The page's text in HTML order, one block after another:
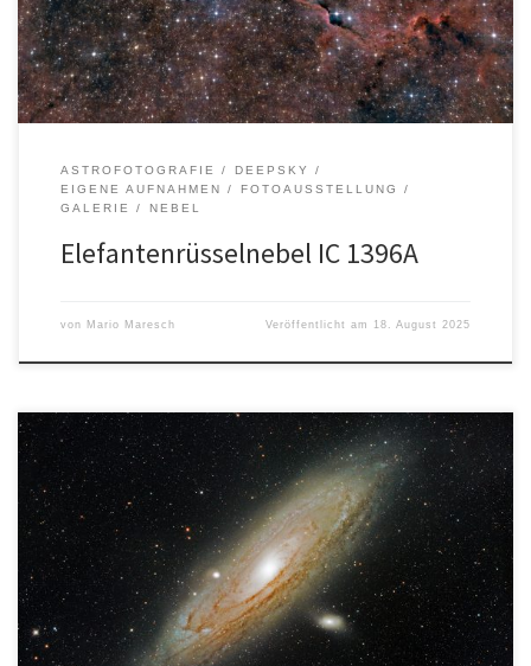
dem/der jeweiligen Urheber*in.
ASTROFOTOGRAFIE
DEEPSKY
EIGENE AUFNAHMEN
FOTOAUSSTELLUNG
GALERIE
NEBEL
Elefantenrüsselnebel IC 1396A
von Mario Maresch Veröffentlicht am 18. August 2025
Autor: Holger GräpelOrt: Felm Entfernung: ca. 2,5 Mio.
LichtjahreSternbild: Andromeda Aufnahmedaten: Alle Bilder, Texte
und Logos sind urheberrechtlich geschützt. Die Rechte liegen bei
dem/der jeweiligen Urheber*in.